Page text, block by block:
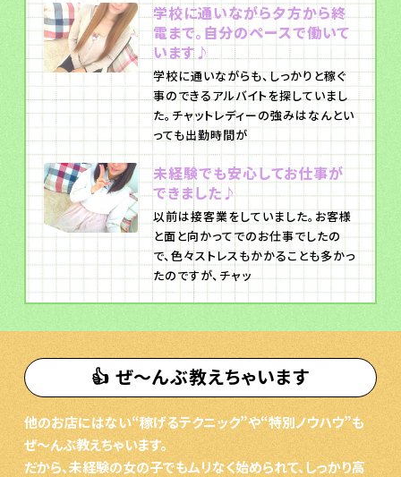
学校に通いながら夕方から終
電まで。自分のペースで働いて
います♪
学校に通いながらも、しっかりと稼ぐ
事のできるアルバイトを探していまし
た。チャットレディーの強みはなんとい
っても出勤時間が
未経験でも安心してお仕事が
できました♪
以前は接客業をしていました。お客様
と面と向かってでのお仕事でしたの
で、色々ストレスもかかることも多かっ
たのですが、チャッ
👍 ぜ〜んぶ教えちゃいます
他のお店にはない“稼げるテクニック”や“特別ノウハウ”も
ぜ〜んぶ教えちゃいます。
だから、未経験の女の子でもムリなく始められて、しっかり高